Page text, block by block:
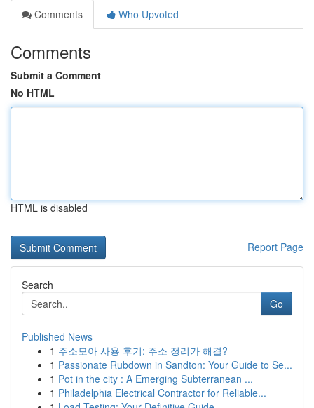
Comments
Who Upvoted
Comments
Submit a Comment
No HTML
HTML is disabled
Report Page
Search
Go
Published News
1 주소모아 사용 후기: 주소 정리가 해결?
1 Passionate Rubdown in Sandton: Your Guide to Se...
1 Pot in the city : A Emerging Subterranean ...
1 Philadelphia Electrical Contractor for Reliable...